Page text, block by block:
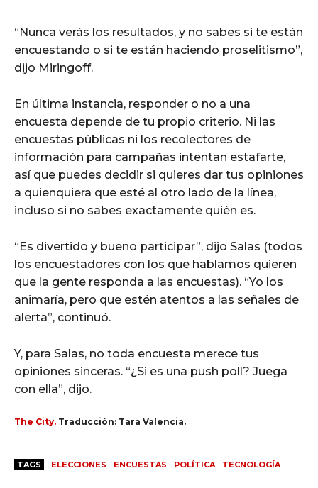
“Nunca verás los resultados, y no sabes si te están
encuestando o si te están haciendo proselitismo”,
dijo Miringoff.
En última instancia, responder o no a una
encuesta depende de tu propio criterio. Ni las
encuestas públicas ni los recolectores de
información para campañas intentan estafarte,
así que puedes decidir si quieres dar tus opiniones
a quienquiera que esté al otro lado de la línea,
incluso si no sabes exactamente quién es.
“Es divertido y bueno participar”, dijo Salas (todos
los encuestadores con los que hablamos quieren
que la gente responda a las encuestas). “Yo los
animaría, pero que estén atentos a las señales de
alerta”, continuó.
Y, para Salas, no toda encuesta merece tus
opiniones sinceras. “¿Si es una push poll? Juega
con ella”, dijo.
The City. Traducción: Tara Valencia.
TAGS ELECCIONES ENCUESTAS POLÍTICA TECNOLOGÍA